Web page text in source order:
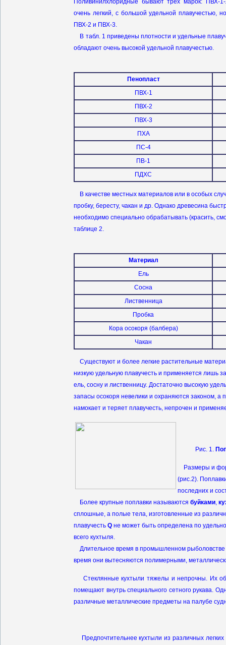
Поливинилхлоридные бывают трех марок: ПВХ-
очень легкий, с большой удельной плавучестью,
ПВХ-2 и ПВХ-3.
В табл. 1 приведены плотности и удельные
обладают очень высокой удельной плавучестью.
Пенопласт
ПВХ-1
ПВХ-2
ПВХ-3
ПХА
ПС-4
ПВ-1
ПДХС
В качестве местных материалов или в особых
пробку, бересту, чакан и др. Однако древесина
необходимо специально обрабатывать (красить,
таблице 2.
Материал
Ель
Сосна
Лиственница
Пробка
Кора осокоря (балбера)
Чакан
Существуют и более легкие растительные
низкую удельную плавучесть и применяется лишь
ель, сосну и лиственницу. Достаточно высокую
запасы осокоря невелики и охраняются законом,
намокает и теряет плавучесть, непрочен и
Рис. 1.
Размеры и
(рис.2).
последних и
Более крупные поплавки называются буйками,
сплошные, а полые тела, изготовленные из
плавучесть Q не может быть определена по
всего кухтыля.
Длительное время в промышленном рыболовстве
время они вытесняются полимерными,
Стеклянные кухтыли тяжелы и непрочны. Их
помещают внутрь специального сетного рукава.
различные металлические предметы на палубе
Предпочтительнее кухтыли из различных